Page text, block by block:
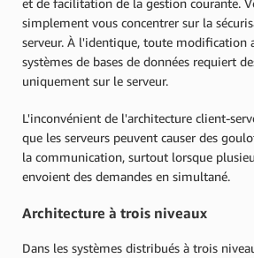
et de facilitation de la gestion courante.
simplement vous concentrer sur la
serveur. À l'identique, toute modification
systèmes de bases de données requiert
uniquement sur le serveur.
L'inconvénient de l'architecture client-
que les serveurs peuvent causer des
la communication, surtout lorsque
envoient des demandes en simultané.
Architecture à trois niveaux
Dans les systèmes distribués à trois